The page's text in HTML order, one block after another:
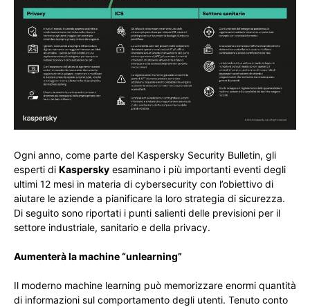
Ogni anno, come parte del Kaspersky Security Bulletin, gli
esperti di Kaspersky esaminano i più importanti eventi degli
ultimi 12 mesi in materia di cybersecurity con l’obiettivo di
aiutare le aziende a pianificare la loro strategia di sicurezza.
Di seguito sono riportati i punti salienti delle previsioni per il
settore industriale, sanitario e della privacy.
Aumenterà la machine “unlearning”
Il moderno machine learning può memorizzare enormi quantità
di informazioni sul comportamento degli utenti. Tenuto conto